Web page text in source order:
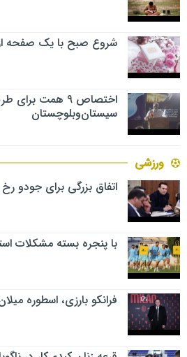
شروع صبح با یک صفحه
اختصاص ۹ همت
سیستان‌وبلوچستان
ورزشی
اتفاق بزرگی برای جودو
با پنجره بسته مشکلات
فرانکو بارزی، اسطوره